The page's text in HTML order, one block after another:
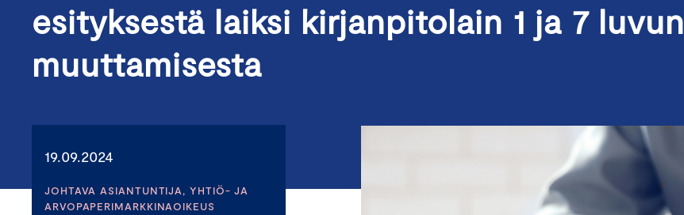
esityksestä laiksi kirjanpitolain 1 ja 7 luvun
muuttamisesta
19.09.2024
JOHTAVA ASIANTUNTIJA, YHTIÖ- JA
ARVOPAPERIMARKKINAOIKEUS